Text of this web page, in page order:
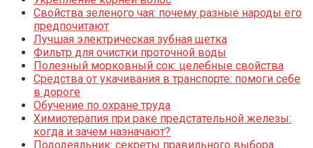
Свойства зеленого чая: почему разные народы его
предпочитают
Лучшая электрическая зубная щетка
Фильтр для очистки проточной воды
Полезный морковный сок: целебные свойства
Средства от укачивания в транспорте: помоги себе
в дороге
Обучение по охране труда
Химиотерапия при раке предстательной железы:
когда и зачем назначают?
Пододеяльник: секреты правильного выбора